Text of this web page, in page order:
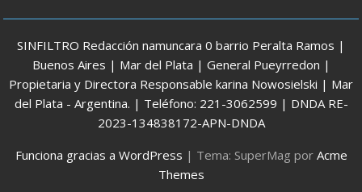
SINFILTRO Redacción namuncara 0 barrio Peralta Ramos |
Buenos Aires | Mar del Plata | General Pueyrredon |
Propietaria y Directora Responsable karina Nowosielski | Mar
del Plata - Argentina. | Teléfono: 221-3062599 | DNDA RE-
2023-134838172-APN-DNDA
Funciona gracias a WordPress | Tema: SuperMag por Acme
Themes